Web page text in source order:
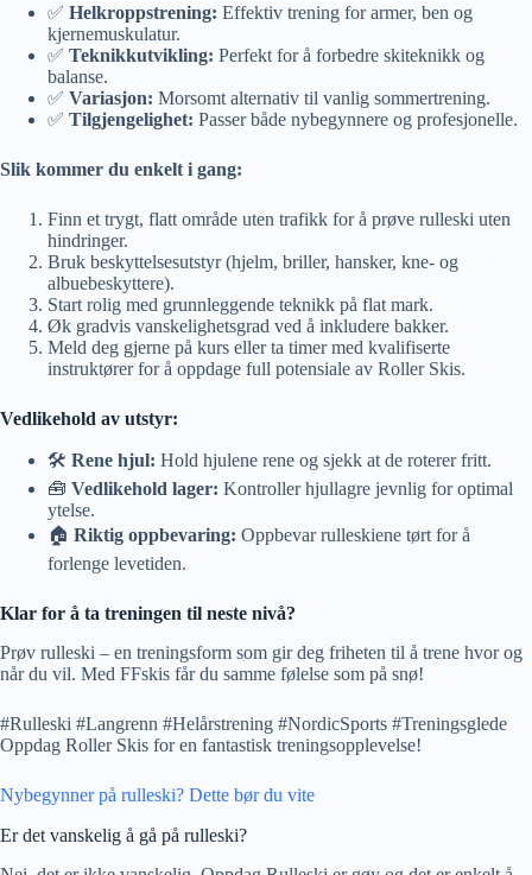
✅ Helkroppstrening: Effektiv trening for armer, ben og
kjernemuskulatur.
✅ Teknikkutvikling: Perfekt for å forbedre skiteknikk og
balanse.
✅ Variasjon: Morsomt alternativ til vanlig sommertrening.
✅ Tilgjengelighet: Passer både nybegynnere og profesjonelle.
Slik kommer du enkelt i gang:
Finn et trygt, flatt område uten trafikk for å prøve rulleski uten
hindringer.
Bruk beskyttelsesutstyr (hjelm, briller, hansker, kne- og
albuebeskyttere).
Start rolig med grunnleggende teknikk på flat mark.
Øk gradvis vanskelighetsgrad ved å inkludere bakker.
Meld deg gjerne på kurs eller ta timer med kvalifiserte
instruktører for å oppdage full potensiale av Roller Skis.
Vedlikehold av utstyr:
🛠️ Rene hjul: Hold hjulene rene og sjekk at de roterer fritt.
🧰 Vedlikehold lager: Kontroller hjullagre jevnlig for optimal
ytelse.
🏠 Riktig oppbevaring: Oppbevar rulleskiene tørt for å
forlenge levetiden.
Klar for å ta treningen til neste nivå?
Prøv rulleski – en treningsform som gir deg friheten til å trene hvor og
når du vil. Med FFskis får du samme følelse som på snø!
#Rulleski #Langrenn #Helårstrening #NordicSports #Treningsglede
Oppdag Roller Skis for en fantastisk treningsopplevelse!
Nybegynner på rulleski? Dette bør du vite
Er det vanskelig å gå på rulleski?